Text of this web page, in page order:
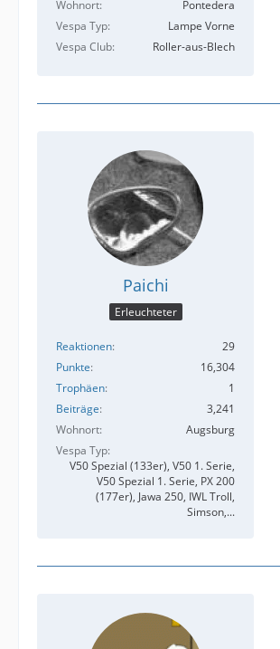
Wohnort
Pontedera
Vespa Typ
Lampe Vorne
Vespa Club
Roller-aus-Blech
Paichi
Erleuchteter
Reaktionen
29
Punkte
16,304
Trophäen
1
Beiträge
3,241
Wohnort
Augsburg
Vespa Typ
V50 Spezial (133er), V50 1. Serie,
V50 Spezial 1. Serie, PX 200
(177er), Jawa 250, IWL Troll,
Simson,...